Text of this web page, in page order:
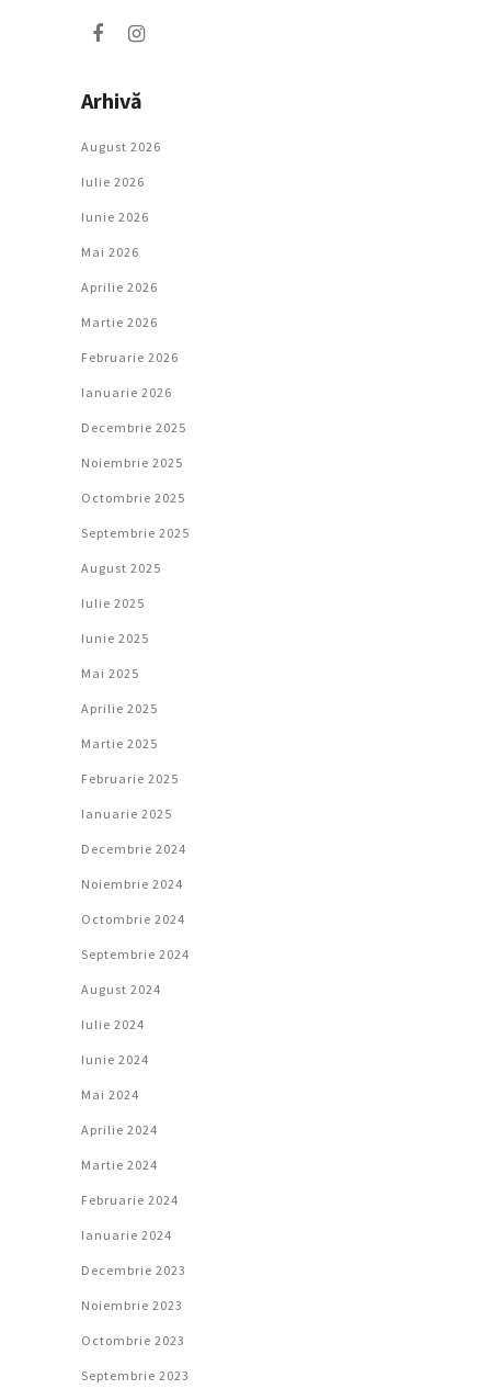
Arhivă
August 2026
Iulie 2026
Iunie 2026
Mai 2026
Aprilie 2026
Martie 2026
Februarie 2026
Ianuarie 2026
Decembrie 2025
Noiembrie 2025
Octombrie 2025
Septembrie 2025
August 2025
Iulie 2025
Iunie 2025
Mai 2025
Aprilie 2025
Martie 2025
Februarie 2025
Ianuarie 2025
Decembrie 2024
Noiembrie 2024
Octombrie 2024
Septembrie 2024
August 2024
Iulie 2024
Iunie 2024
Mai 2024
Aprilie 2024
Martie 2024
Februarie 2024
Ianuarie 2024
Decembrie 2023
Noiembrie 2023
Octombrie 2023
Septembrie 2023